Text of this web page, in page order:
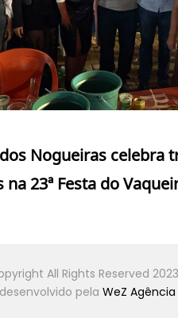
Nogueiras celebra
na 23ª Festa do
All Rights Reserved 2023
pela WeZ